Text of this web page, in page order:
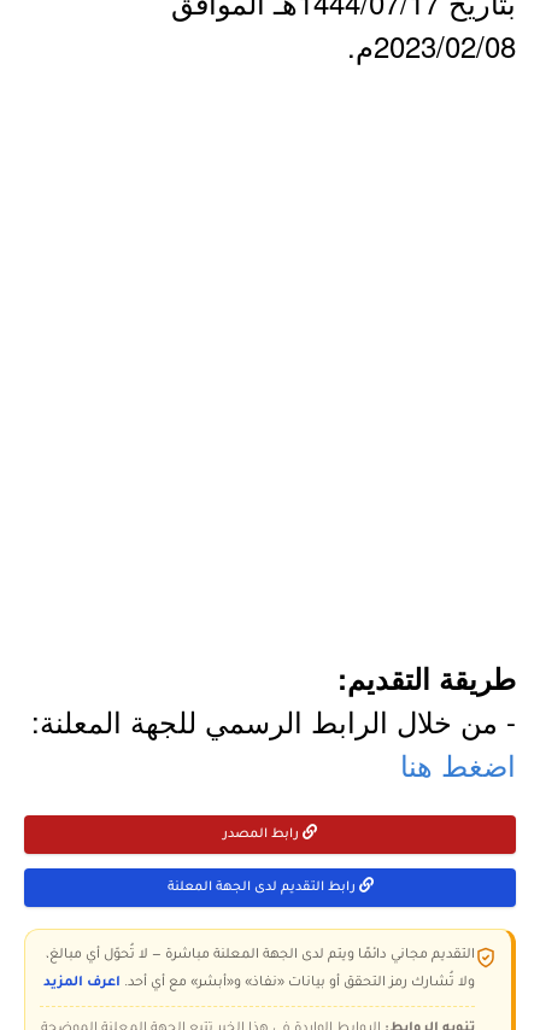
2023/02/08م.
طريقة التقديم:
- من خلال الرابط الرسمي للجهة المعلنة:
اضغط هنا
رابط المصدر
رابط التقديم لدى الجهة المعلنة
التقديم مجاني دائمًا ويتم لدى الجهة المعلنة مباشرة — لا تُحوّل أي مبالغ،
ولا تُشارك رمز التحقق أو بيانات «نفاذ» و«أبشر» مع أي أحد. اعرف المزيد